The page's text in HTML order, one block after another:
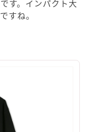
す。インパクト大
すね。